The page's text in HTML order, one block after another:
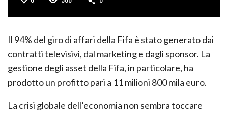
Il 94% del giro di affari della Fifa è stato generato dai
contratti televisivi, dal marketing e dagli sponsor. La
gestione degli asset della Fifa, in particolare, ha
prodotto un profitto pari a 11 milioni 800 mila euro.
La crisi globale dell’economia non sembra toccare